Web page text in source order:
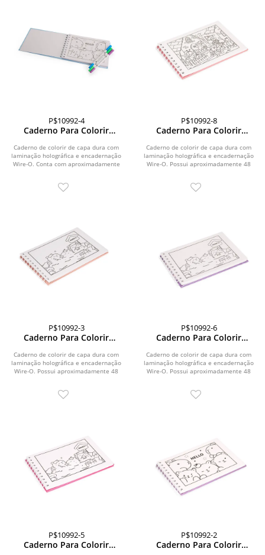
P$10992-4
Caderno Para Colorir
Caderno de colorir de capa dura com
laminação holográfica e encadernação
Wire-O. Conta com aproximadamente
P$10992-8
Caderno Para Colorir
Caderno de colorir de capa dura com
laminação holográfica e encadernação
Wire-O. Possui aproximadamente 48
P$10992-3
Caderno Para Colorir
Caderno de colorir de capa dura com
laminação holográfica e encadernação
Wire-O. Possui aproximadamente 48
P$10992-6
Caderno Para Colorir
Caderno de colorir de capa dura com
laminação holográfica e encadernação
Wire-O. Possui aproximadamente 48
P$10992-5
Caderno Para Colorir
P$10992-2
Caderno Para Colorir